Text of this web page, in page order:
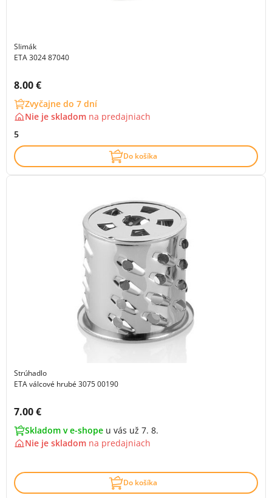
Slimák
ETA 3024 87040
Cena s DPH:
8.00 €
Zvyčajne do 7 dní
Nie je skladom na predajniach
5
Do košíka
Strúhadlo
ETA válcové hrubé 3075 00190
Cena s DPH:
7.00 €
Skladom v e-shope u vás už 7. 8.
Nie je skladom na predajniach
Do košíka